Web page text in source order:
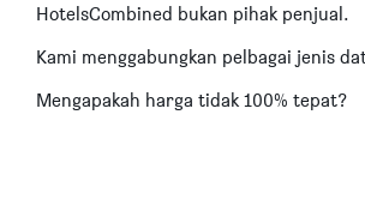
Hotel di Bangkok
Hotel di Putrajaya
Hotel di Shah Alam
HotelsCombined bukan pihak penjual.
Kami menggabungkan pelbagai jenis
Mengapakah harga tidak 100% tepat?